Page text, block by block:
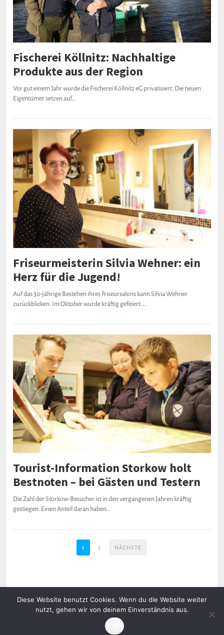
Fischerei Köllnitz: Nachhaltige
Produkte aus der Region
Vor gut einem Jahr wurde die Fischerei Köllnitz eG privatisiert. Die neuen
Eigentümer setzen auf…
Friseurmeisterin Silvia Wehner: ein
Herz für die Jugend!
Auf das 30-jährige Bestehen ihres Friseursalons kann Silvia Wehner
zurückblicken. Im Oktober wurde kräftig gefeiert.…
Tourist-Information Storkow holt
Bestnoten – bei Gästen und Testern
Die Zahl der Storkow-Besucher ist in den vergangenen Jahren kräftig
gestiegen. Einen Anteil daran haben…
1 2 NÄCHSTE
Impressum & Datenschutz
· Ein Produkt aus dem Medienbüro Gäding
Diese Website benutzt Cookies. Wenn du die Website weiter
nutzt, gehen wir von deinem Einverständnis aus.